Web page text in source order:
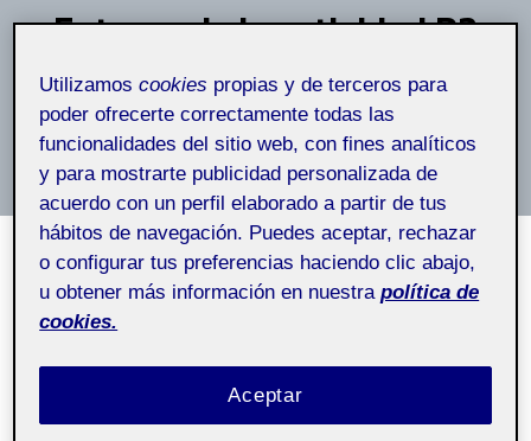
Entrega de la actividad R2
Inicio / Entrega de la actividad R2
Entrega de la actividad R2
SIN CATEGORÍA
Reto 2: Conceptualización de
la Interacción
PorGarazi Berrizbeitia Zugazagasti
Utilizamoscookies propias y de terceros para
poder ofrecerte correctamente todas las
funcionalidades del sitio web, con fines analíticos
y para mostrarte publicidad personalizada de
acuerdo con un perfil elaborado a partir de tus
hábitos de navegación. Puedes aceptar, rechazar
o configurar tus preferencias haciendo clic abajo,
u obtener más información en nuestra política de
cookies.
Aceptar